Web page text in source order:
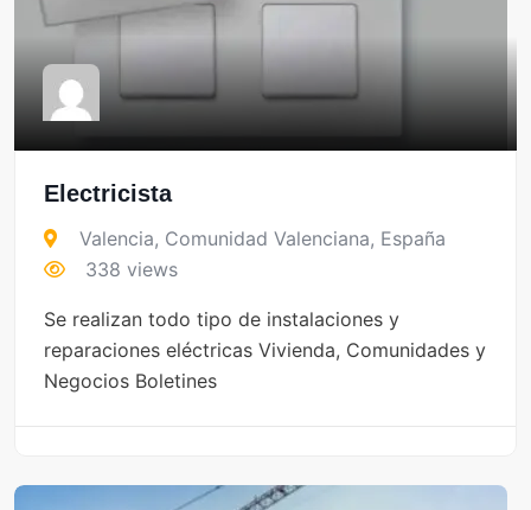
Electricista
Valencia, Comunidad Valenciana, España
338 views
Se realizan todo tipo de instalaciones y
reparaciones eléctricas Vivienda, Comunidades y
Negocios Boletines